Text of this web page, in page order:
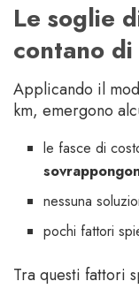
Le soglie
contano
Applicando il
km, emergono
le fasce di
nessuna
pochi fattori
Tra questi fattori